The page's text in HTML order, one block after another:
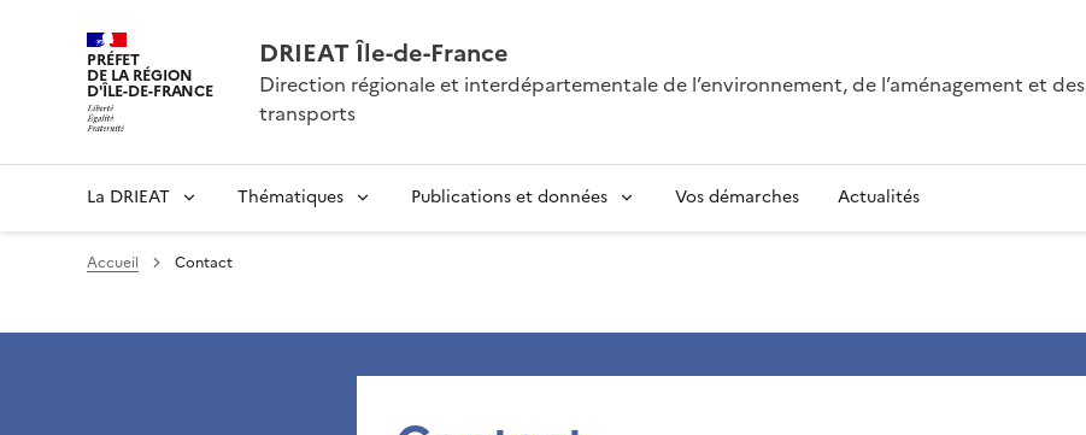
PRÉFET
DE LA RÉGION
D'ÎLE-DE-FRANCE
DRIEAT Île-de-France
Direction régionale et interdépartementale de l’environnement, de l’aménagement et des
transports
La DRIEAT Thématiques Publications et données Vos démarches Actualités
Accueil Contact